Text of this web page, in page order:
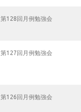
第128回月例勉強会
第127回月例勉強会
第126回月例勉強会